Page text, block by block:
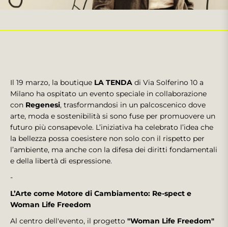
Il 19 marzo, la boutique LA TENDA di Via Solferino 10 a
Milano ha ospitato un evento speciale in collaborazione
con Regenesi, trasformandosi in un palcoscenico dove
arte, moda e sostenibilità si sono fuse per promuovere un
futuro più consapevole. L’iniziativa ha celebrato l’idea che
la bellezza possa coesistere non solo con il rispetto per
l’ambiente, ma anche con la difesa dei diritti fondamentali
e della libertà di espressione.
-
L’Arte come Motore di Cambiamento: Re-spect e
Woman Life Freedom
Al centro dell'evento, il progetto "Woman Life Freedom"